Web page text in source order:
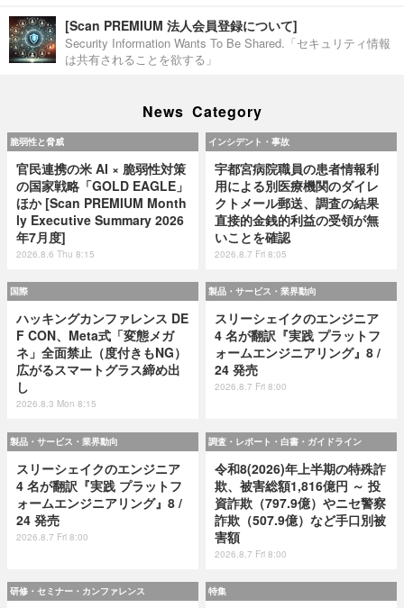
[Scan PREMIUM 法人会員登録について]
Security Information Wants To Be Shared.「セキュリティ情報
は共有されることを欲する」
News Category
脆弱性と脅威
官民連携の米 AI × 脆弱性対策
の国家戦略「GOLD EAGLE」
ほか [Scan PREMIUM Month
ly Executive Summary 2026
年7月度]
2026.8.6 Thu 8:15
インシデント・事故
宇都宮病院職員の患者情報利
用による別医療機関のダイレ
クトメール郵送、調査の結果
直接的金銭的利益の受領が無
いことを確認
2026.8.7 Fri 8:05
国際
ハッキングカンファレンス DE
F CON、Meta式「変態メガ
ネ」全面禁止（度付きもNG）
広がるスマートグラス締め出
し
2026.8.3 Mon 8:15
製品・サービス・業界動向
スリーシェイクのエンジニア
4 名が翻訳『実践 プラットフ
ォームエンジニアリング』8 /
24 発売
2026.8.7 Fri 8:00
製品・サービス・業界動向
スリーシェイクのエンジニア
4 名が翻訳『実践 プラットフ
ォームエンジニアリング』8 /
24 発売
2026.8.7 Fri 8:00
調査・レポート・白書・ガイドライン
令和8(2026)年上半期の特殊詐
欺、被害総額1,816億円 ～ 投
資詐欺（797.9億）やニセ警察
詐欺（507.9億）など手口別被
害額
2026.8.7 Fri 8:00
研修・セミナー・カンファレンス 特集